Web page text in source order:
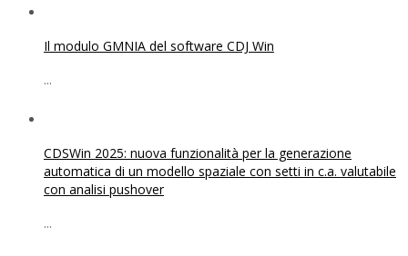
Il modulo GMNIA del software CDJ Win
...
CDSWin 2025: nuova funzionalità per la generazione
automatica di un modello spaziale con setti in c.a. valutabile
con analisi pushover
...